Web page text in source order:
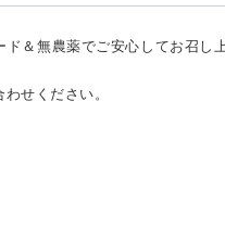
＆無農薬でご安心してお召し
せください。